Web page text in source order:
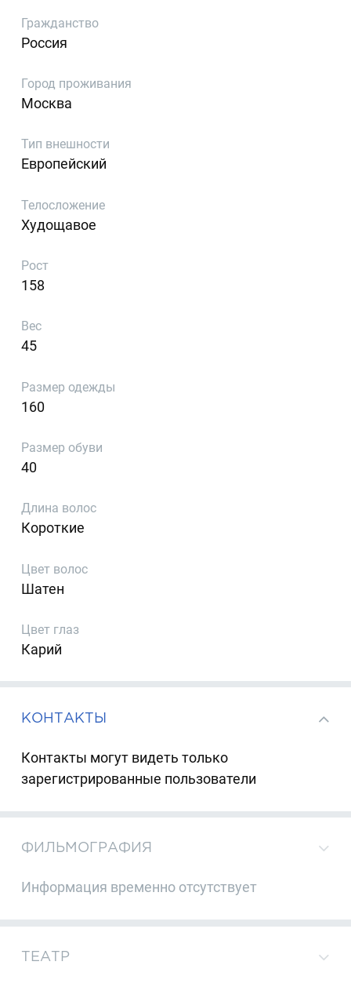
Гражданство
Россия
Город проживания
Москва
Тип внешности
Европейский
Телосложение
Худощавое
Рост
158
Вес
45
Размер одежды
160
Размер обуви
40
Длина волос
Короткие
Цвет волос
Шатен
Цвет глаз
Карий
КОНТАКТЫ
Контакты могут видеть только
зарегистрированные пользователи
ФИЛЬМОГРАФИЯ
Информация временно отсутствует
ТЕАТР